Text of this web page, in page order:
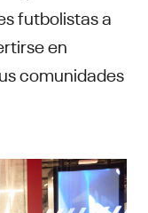
futbolistas a
en
comunidades